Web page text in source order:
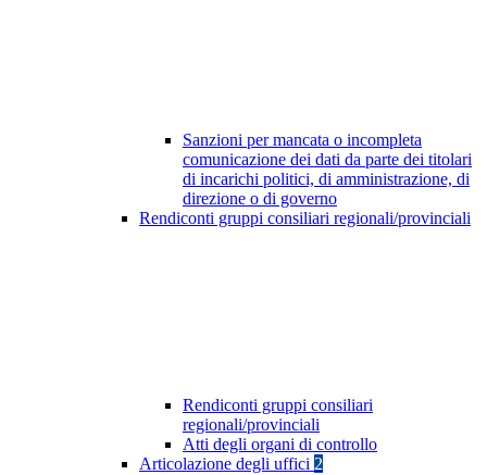
Sanzioni per mancata o incompleta
comunicazione dei dati da parte dei titolari
di incarichi politici, di amministrazione, di
direzione o di governo
Rendiconti gruppi consiliari regionali/provinciali
Rendiconti gruppi consiliari
regionali/provinciali
Atti degli organi di controllo
Articolazione degli uffici 2